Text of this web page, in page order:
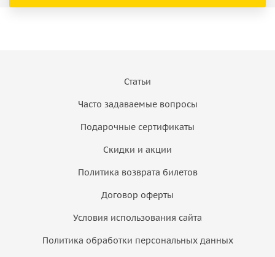
Статьи
Часто задаваемые вопросы
Подарочные сертификаты
Скидки и акции
Политика возврата билетов
Договор оферты
Условия использования сайта
Политика обработки персональных данных